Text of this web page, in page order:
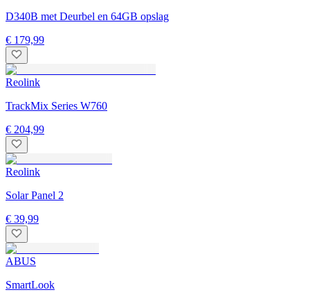
D340B met Deurbel en 64GB opslag
€ 179,99
Reolink
TrackMix Series W760
€ 204,99
Reolink
Solar Panel 2
€ 39,99
ABUS
SmartLook